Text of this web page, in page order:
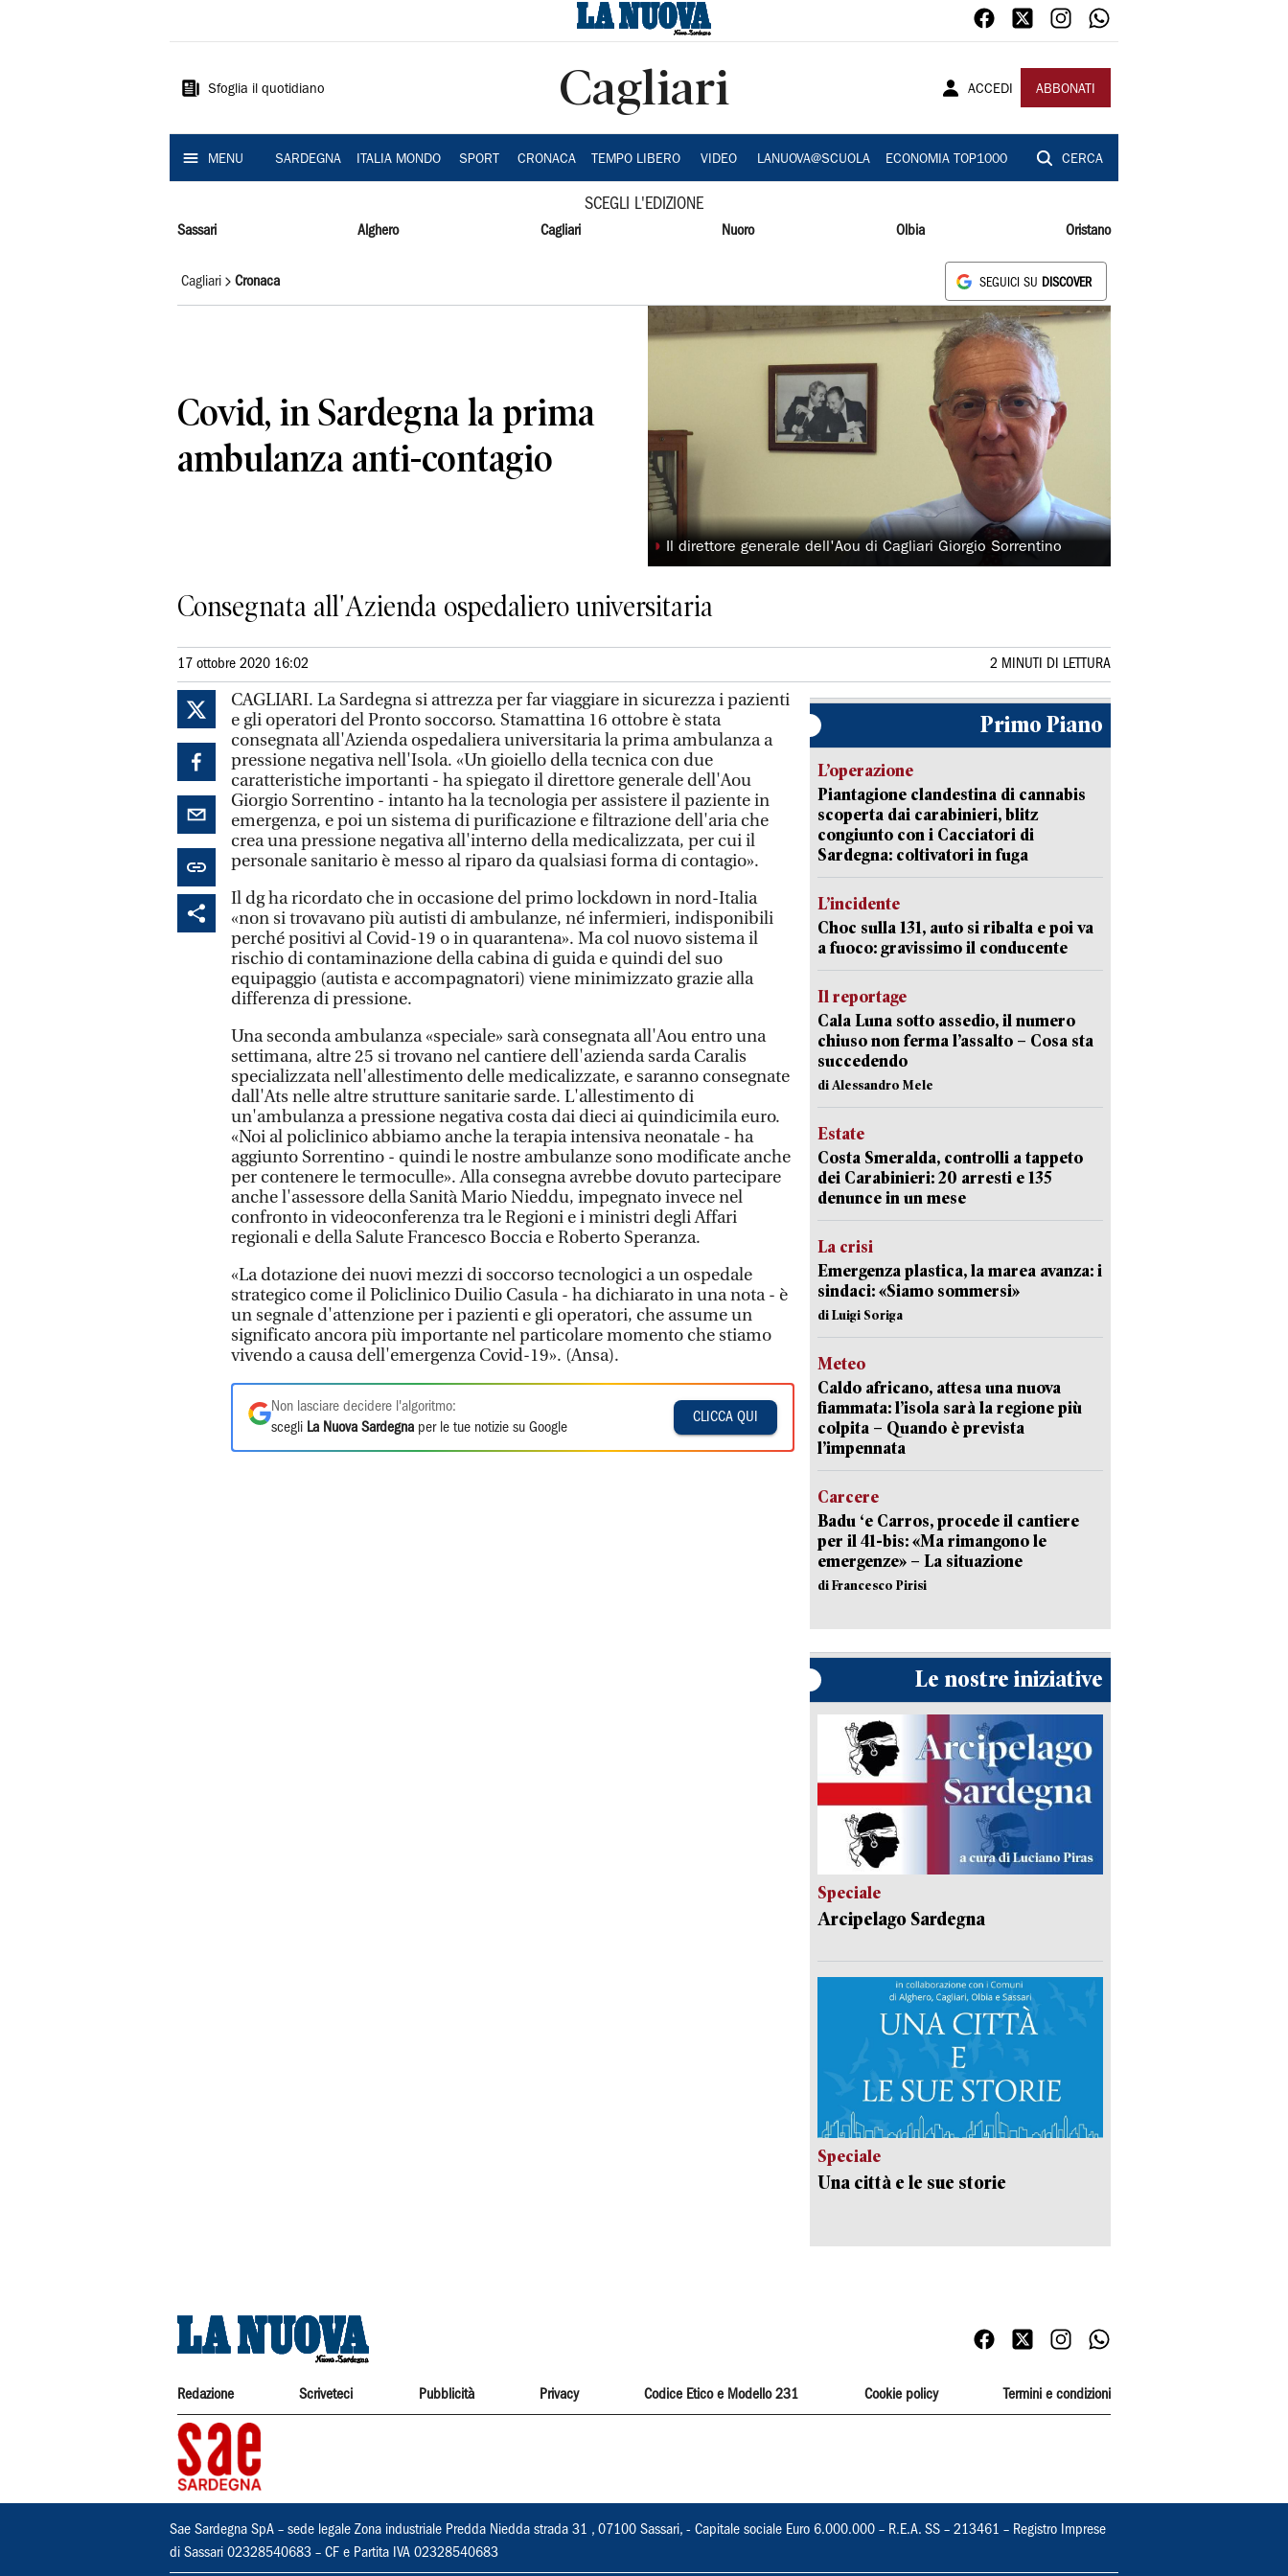
Sardegna
Sfoglia il quotidiano Cagliari ACCEDI ABBONATI
MENU SARDEGNA ITALIA MONDO SPORT CRONACA TEMPO LIBERO VIDEO LANUOVA@SCUOLA ECONOMIA TOP1000 CERCA
SCEGLI L'EDIZIONE
Sassari Alghero Cagliari Nuoro Olbia Oristano
Cagliari Cronaca SEGUICI SU DISCOVER
Covid, in Sardegna la prima
ambulanza anti-contagio
◗ Il direttore generale dell'Aou di Cagliari Giorgio Sorrentino
Consegnata all'Azienda ospedaliero universitaria
17 ottobre 2020 16:02 2 MINUTI DI LETTURA
CAGLIARI. La Sardegna si attrezza per far viaggiare in sicurezza i pazienti
e gli operatori del Pronto soccorso. Stamattina 16 ottobre è stata
consegnata all'Azienda ospedaliera universitaria la prima ambulanza a
pressione negativa nell'Isola. «Un gioiello della tecnica con due
caratteristiche importanti - ha spiegato il direttore generale dell'Aou
Giorgio Sorrentino - intanto ha la tecnologia per assistere il paziente in
emergenza, e poi un sistema di purificazione e filtrazione dell'aria che
crea una pressione negativa all'interno della medicalizzata, per cui il
personale sanitario è messo al riparo da qualsiasi forma di contagio».
Il dg ha ricordato che in occasione del primo lockdown in nord-Italia
«non si trovavano più autisti di ambulanze, né infermieri, indisponibili
perché positivi al Covid-19 o in quarantena». Ma col nuovo sistema il
rischio di contaminazione della cabina di guida e quindi del suo
equipaggio (autista e accompagnatori) viene minimizzato grazie alla
differenza di pressione.
Una seconda ambulanza «speciale» sarà consegnata all'Aou entro una
settimana, altre 25 si trovano nel cantiere dell'azienda sarda Caralis
specializzata nell'allestimento delle medicalizzate, e saranno consegnate
dall'Ats nelle altre strutture sanitarie sarde. L'allestimento di
un'ambulanza a pressione negativa costa dai dieci ai quindicimila euro.
«Noi al policlinico abbiamo anche la terapia intensiva neonatale - ha
aggiunto Sorrentino - quindi le nostre ambulanze sono modificate anche
per contenere le termoculle». Alla consegna avrebbe dovuto partecipare
anche l'assessore della Sanità Mario Nieddu, impegnato invece nel
confronto in videoconferenza tra le Regioni e i ministri degli Affari
regionali e della Salute Francesco Boccia e Roberto Speranza.
«La dotazione dei nuovi mezzi di soccorso tecnologici a un ospedale
strategico come il Policlinico Duilio Casula - ha dichiarato in una nota - è
un segnale d'attenzione per i pazienti e gli operatori, che assume un
significato ancora più importante nel particolare momento che stiamo
vivendo a causa dell'emergenza Covid-19». (Ansa).
Non lasciare decidere l'algoritmo:
scegli La Nuova Sardegna per le tue notizie su Google
CLICCA QUI
Primo Piano
L’operazione
Piantagione clandestina di cannabis
scoperta dai carabinieri, blitz
congiunto con i Cacciatori di
Sardegna: coltivatori in fuga
L’incidente
Choc sulla 131, auto si ribalta e poi va
a fuoco: gravissimo il conducente
Il reportage
Cala Luna sotto assedio, il numero
chiuso non ferma l’assalto – Cosa sta
succedendo
di Alessandro Mele
Estate
Costa Smeralda, controlli a tappeto
dei Carabinieri: 20 arresti e 135
denunce in un mese
La crisi
Emergenza plastica, la marea avanza: i
sindaci: «Siamo sommersi»
di Luigi Soriga
Meteo
Caldo africano, attesa una nuova
fiammata: l’isola sarà la regione più
colpita – Quando è prevista
l’impennata
Carcere
Badu ‘e Carros, procede il cantiere
per il 41-bis: «Ma rimangono le
emergenze» – La situazione
di Francesco Pirisi
Le nostre iniziative
Speciale
Arcipelago Sardegna
Speciale
Una città e le sue storie
Redazione Scriveteci Pubblicità Privacy Codice Etico e Modello 231 Cookie policy Termini e condizioni
Sae Sardegna SpA – sede legale Zona industriale Predda Niedda strada 31 , 07100 Sassari, - Capitale sociale Euro 6.000.000 – R.E.A. SS – 213461 – Registro Imprese
di Sassari 02328540683 – CF e Partita IVA 02328540683